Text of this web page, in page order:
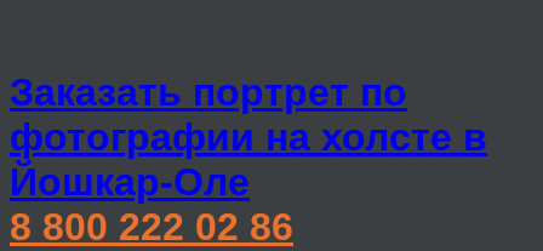
Заказать портрет по
фотографии на холсте в
Йошкар-Оле
8 800 222 02 86